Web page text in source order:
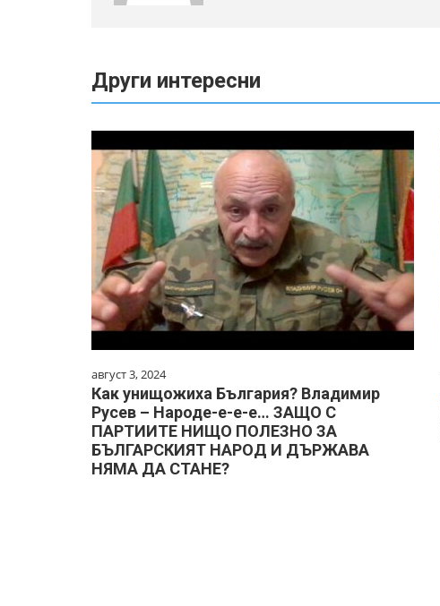
Други интересни
август 3, 2024
Как унищожиха България? Владимир
Русев – Народе-е-е-е… ЗАЩО С
ПАРТИИТЕ НИЩО ПОЛЕЗНО ЗА
БЪЛГАРСКИЯТ НАРОД И ДЪРЖАВА
НЯМА ДА СТАНЕ?